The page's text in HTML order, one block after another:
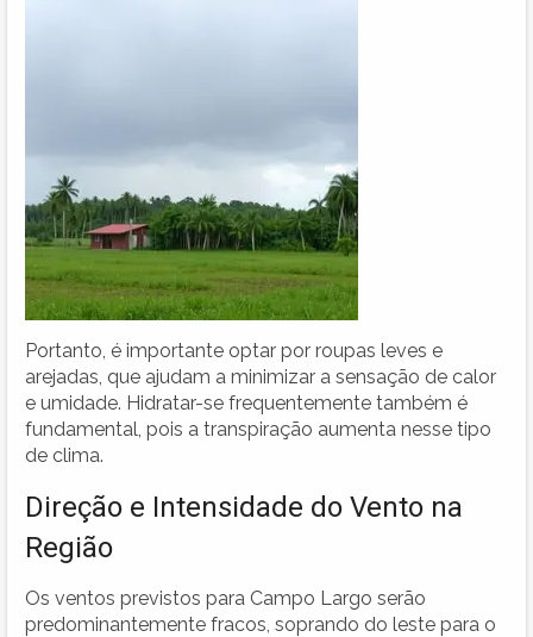
Portanto, é importante optar por roupas leves e
arejadas, que ajudam a minimizar a sensação de calor
e umidade. Hidratar-se frequentemente também é
fundamental, pois a transpiração aumenta nesse tipo
de clima.
Direção e Intensidade do Vento na
Região
Os ventos previstos para Campo Largo serão
predominantemente fracos, soprando do leste para o